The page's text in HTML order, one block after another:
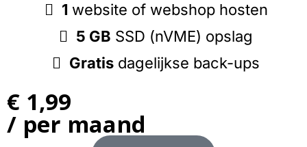
1 website of webshop hosten
5 GB SSD (nVME) opslag
Gratis dagelijkse back-ups
€ 1,99
/ per maand